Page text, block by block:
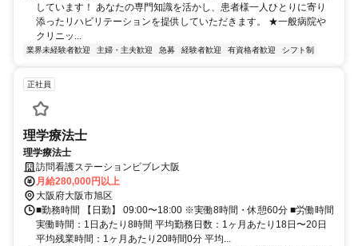
しています！ あなたの専門知識を活かし、患者様一人ひとりに寄り
添ったリハビリテーションを提供していただきます。 ★一般病院や
クリニッ...
業界未経験者歓迎 主婦・主夫歓迎 急募 経験者歓迎 有資格者歓迎 シフト制
正社員
理学療法士
理学療法士
訪問看護ステーションビブレ大阪
月給280,000円以上
大阪府大阪市旭区
■勤務時間 【日勤】 09:00〜18:00 ※実働8時間・休憩60分 ■労働時間
実働時間：1日あたり8時間 平均勤務日数：1ヶ月あたり18日〜20日
平均残業時間：1ヶ月あたり20時間0分 平均...